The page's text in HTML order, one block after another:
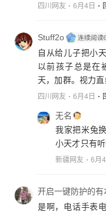
四川网友 6月4日
Stuff2o
自从给儿子把小
以前孩子总是在
天，加群。视力
四川网友 6月4日
无名
我家把米兔
小天才只有
新疆网友 6月4
开启一键防护的
是啊，电话手表